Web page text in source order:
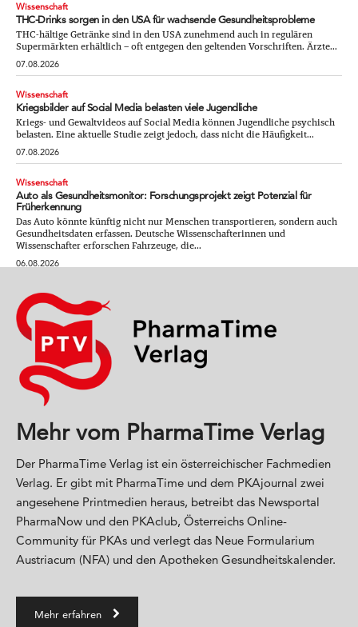
Wissenschaft
THC-Drinks sorgen in den USA für wachsende Gesundheitsprobleme
THC-hältige Getränke sind in den USA zunehmend auch in regulären
Supermärkten erhältlich – oft entgegen den geltenden Vorschriften. Ärzte...
07.08.2026
Wissenschaft
Kriegsbilder auf Social Media belasten viele Jugendliche
Kriegs- und Gewaltvideos auf Social Media können Jugendliche psychisch
belasten. Eine aktuelle Studie zeigt jedoch, dass nicht die Häufigkeit...
07.08.2026
Wissenschaft
Auto als Gesundheitsmonitor: Forschungsprojekt zeigt Potenzial für
Früherkennung
Das Auto könnte künftig nicht nur Menschen transportieren, sondern auch
Gesundheitsdaten erfassen. Deutsche Wissenschafterinnen und
Wissenschafter erforschen Fahrzeuge, die...
06.08.2026
Mehr vom PharmaTime Verlag
Der PharmaTime Verlag ist ein österreichischer Fachmedien
Verlag. Er gibt mit PharmaTime und dem PKAjournal zwei
angesehene Printmedien heraus, betreibt das Newsportal
PharmaNow und den PKAclub, Österreichs Online-
Community für PKAs und verlegt das Neue Formularium
Austriacum (NFA) und den Apotheken Gesundheitskalender.
Mehr erfahren